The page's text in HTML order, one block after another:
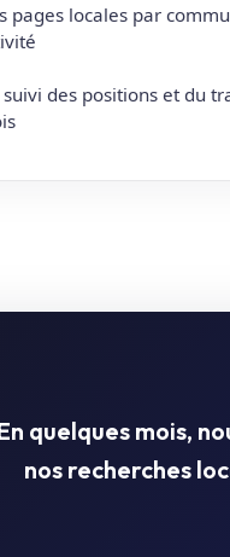
pages locales par
suivi des positions et du
quelques mois,
nos recherches